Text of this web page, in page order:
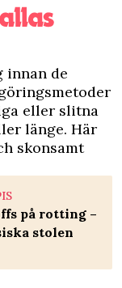
innan de
eller slitna
länge. Här
skonsamt
på rotting –
stolen